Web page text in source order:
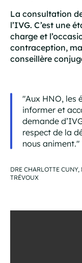
La consultation
l’IVG. C’est une
charge et
contraception,
conseillère
"Aux HNO, les
informer et
demande
respect de la
nous animent."
DRE CHARLOTTE
TRÉVOUX